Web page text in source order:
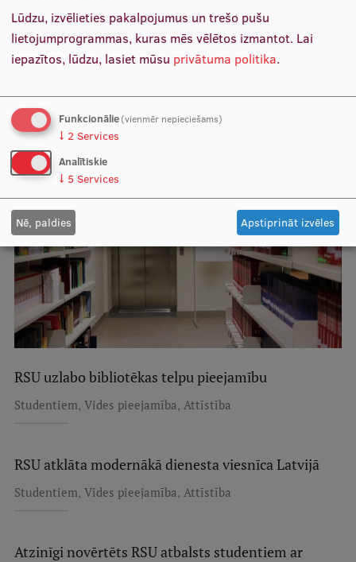
Ētikas un līdztiesības mācības
Atvērtā universitāte
Profesionālās pilnveides kursi
ESF kvalifikācijas celšanas kursi
Pedagoģiskās izaugsmes centrs
Kvalifikācijas atbilstības pārbaude
Pētniecība
Zinātniskie institūti un laboratorijas
Pētniecības platformas
Doktorantūras skola
Pētniecības projekti
Darbdienās 9.00–17.00
(piektdienās līdz 16.00)
Saistītās ziņas
RSU uzlabo bibliotēkas telpu pieejamību
Studentiem, Vides pieejamība, Attīstība
RSU atklāta modernākā dienesta viesnīca Latvijā
Studentiem, Vides pieejamība, Attīstība
Atzinīgi novērtēts RSU atbalsts studentiem ar
Lūdzu, izvēlieties pakalpojumus un trešo pušu
lietojumprogrammas, kuras mēs vēlētos izmantot. Lai
iepazītos, lūdzu, lasiet mūsu privātuma politika.
Funkcionālie(vienmēr nepieciešams)
↓ 2 Services
Analītiskie
↓ 5 Services
Nē, paldies Apstiprināt izvēles